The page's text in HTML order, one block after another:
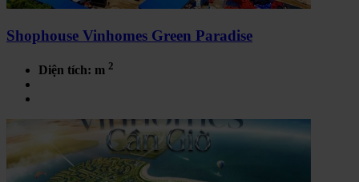
Shophouse Vinhomes Green Paradise
Diện tích: m 2